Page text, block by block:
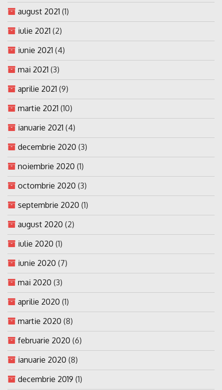
august 2021 (1)
iulie 2021 (2)
iunie 2021 (4)
mai 2021 (3)
aprilie 2021 (9)
martie 2021 (10)
ianuarie 2021 (4)
decembrie 2020 (3)
noiembrie 2020 (1)
octombrie 2020 (3)
septembrie 2020 (1)
august 2020 (2)
iulie 2020 (1)
iunie 2020 (7)
mai 2020 (3)
aprilie 2020 (1)
martie 2020 (8)
februarie 2020 (6)
ianuarie 2020 (8)
decembrie 2019 (1)